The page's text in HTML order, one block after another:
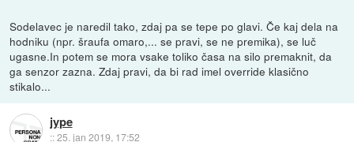
Sodelavec je naredil tako, zdaj pa se tepe po glavi. Če kaj dela na
hodniku (npr. šraufa omaro,... se pravi, se ne premika), se luč
ugasne.In potem se mora vsake toliko časa na silo premaknit, da
ga senzor zazna. Zdaj pravi, da bi rad imel override klasično
stikalo...
jype
::25. jan 2019, 17:52